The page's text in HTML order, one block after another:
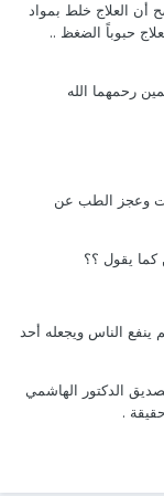
العلاج خلط بمواد
حبوباً الضغظ ..
رحمهما الله
وعجز الطب عن
كما يقول ؟؟
ينفع الناس ويجعله أحد
الدكتور الهاشمي
.